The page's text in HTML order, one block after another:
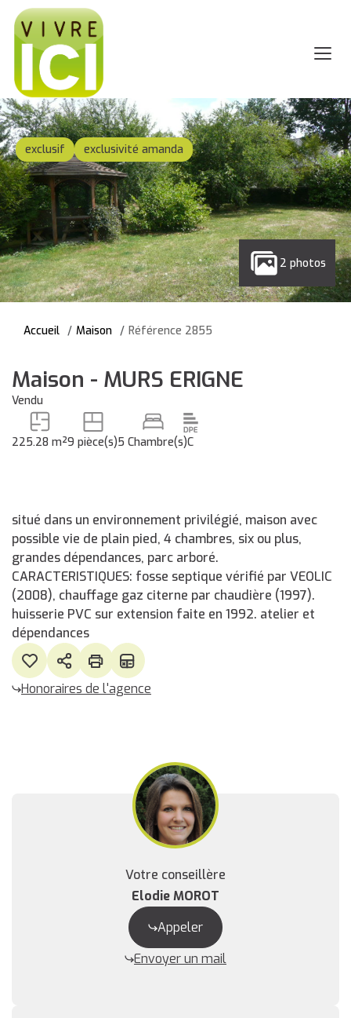
exclusif exclusivité amanda
2 photos
Accueil Maison Référence 2855
Maison - MURS ERIGNE
Vendu
225.28 m²9 pièce(s)5 Chambre(s)C
situé dans un environnement privilégié, maison avec
possible vie de plain pied, 4 chambres, six ou plus,
grandes dépendances, parc arboré.
CARACTERISTIQUES: fosse septique vérifié par VEOLIC
(2008), chauffage gaz citerne par chaudière (1997).
huisserie PVC sur extension faite en 1992. atelier et
dépendances
Honoraires de l'agence
Votre conseillère
Elodie MOROT
Appeler
Envoyer un mail